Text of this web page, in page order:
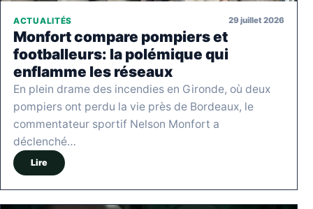
ACTUALITÉS 29 juillet 2026
Monfort compare pompiers et
footballeurs: la polémique qui
enflamme les réseaux
En plein drame des incendies en Gironde, où deux
pompiers ont perdu la vie près de Bordeaux, le
commentateur sportif Nelson Monfort a
déclenché…
Lire